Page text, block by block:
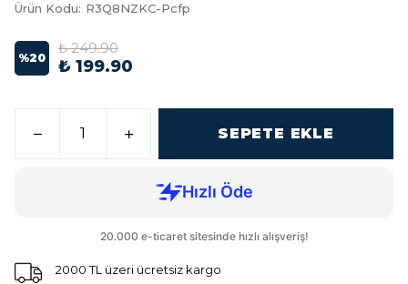
Ürün Kodu: R3Q8NZKC-Pcfp
%20
₺ 249.90
₺ 199.90
SEPETE EKLE
2000 TL üzeri ücretsiz kargo